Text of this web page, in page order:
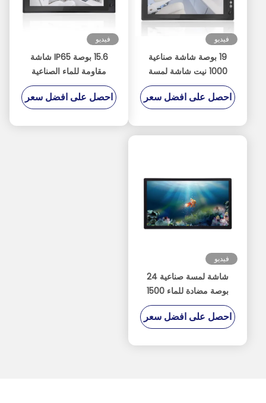
فيديو
19 بوصة شاشة صناعية
1000 نيت شاشة لمسة
قابلة للقراءة تحت ضوء
الشمس مع مستشعر الضوء
احصل على افضل سعر
فيديو
15.6 بوصة IP65 شاشة
مقاومة للماء الصناعية
مشروعة سعة لمسة شاشة
ربط بصري LCD 1000
للوهج
احصل على افضل سعر
فيديو
شاشة لمسة صناعية 24
بوصة مضادة للماء 1500
نيت شاشة سطوع عالية
احصل على افضل سعر